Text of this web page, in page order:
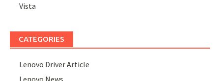
Vista
CATEGORIES
Lenovo Driver Article
Lenovo News